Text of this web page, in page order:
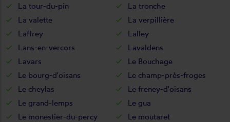
La tour-du-pin
La tronche
La valette
La verpillière
Laffrey
Lalley
Lans-en-vercors
Lavaldens
Lavars
Le Bouchage
Le bourg-d'oisans
Le champ-près-froges
Le cheylas
Le freney-d'oisans
Le grand-lemps
Le gua
Le monestier-du-percy
Le moutaret